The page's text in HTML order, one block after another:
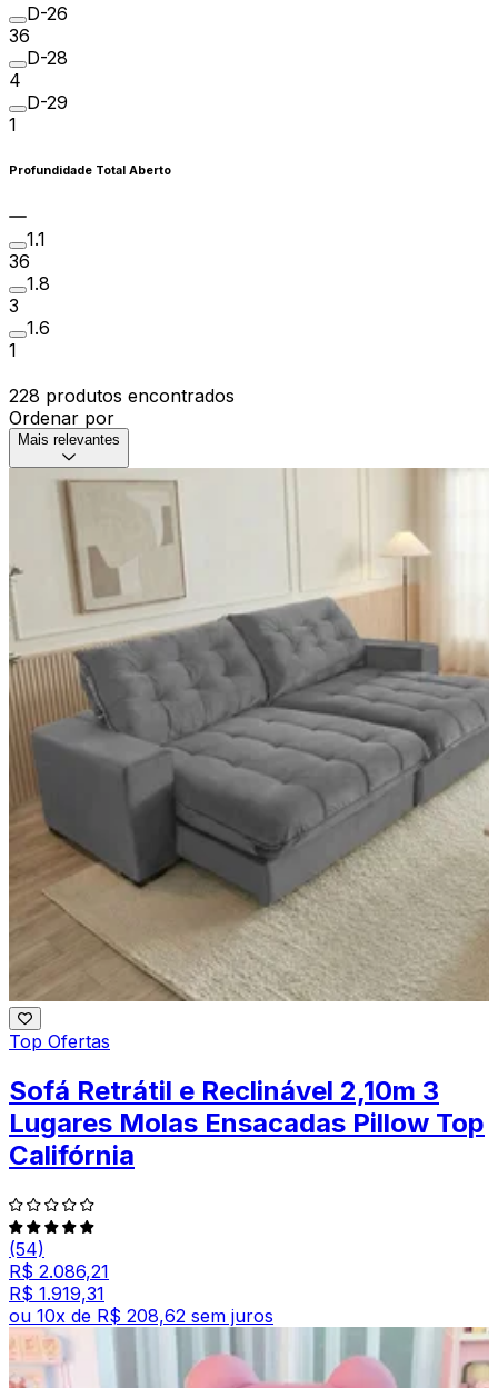
D-26
36
D-28
4
D-29
1
Profundidade Total Aberto
1.1
36
1.8
3
1.6
1
228 produtos encontrados
Ordenar por
Mais relevantes
Top Ofertas
Sofá Retrátil e Reclinável 2,10m 3
Lugares Molas Ensacadas Pillow Top
Califórnia
(54)
R$ 2.086,21
R$ 1.919,31
ou 10x de R$ 208,62 sem juros